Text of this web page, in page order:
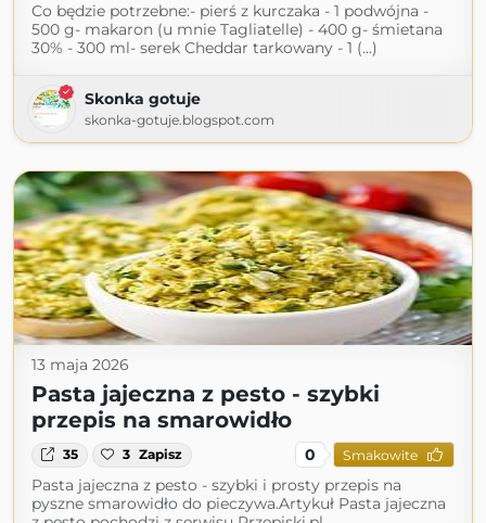
Co będzie potrzebne:- pierś z kurczaka - 1 podwójna -
500 g- makaron (u mnie Tagliatelle) - 400 g- śmietana
30% - 300 ml- serek Cheddar tarkowany - 1 (...)
Skonka gotuje
skonka-gotuje.blogspot.com
13 maja 2026
Pasta jajeczna z pesto - szybki
przepis na smarowidło
35 3 Zapisz 0 Smakowite
Pasta jajeczna z pesto - szybki i prosty przepis na
pyszne smarowidło do pieczywa.Artykuł Pasta jajeczna